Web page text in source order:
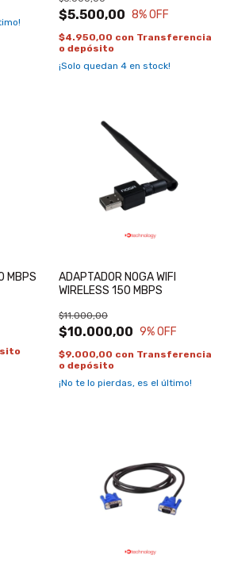
$5.500,00 8% OFF
$4.950,00 con Transferencia
o depósito
¡Solo quedan 4 en stock!
MBPS
ADAPTADOR NOGA WIFI
WIRELESS 150 MBPS
$10.000,00
$11.000,00
9% OFF
$9.000,00 con Transferencia
o depósito
¡No te lo pierdas, es el último!